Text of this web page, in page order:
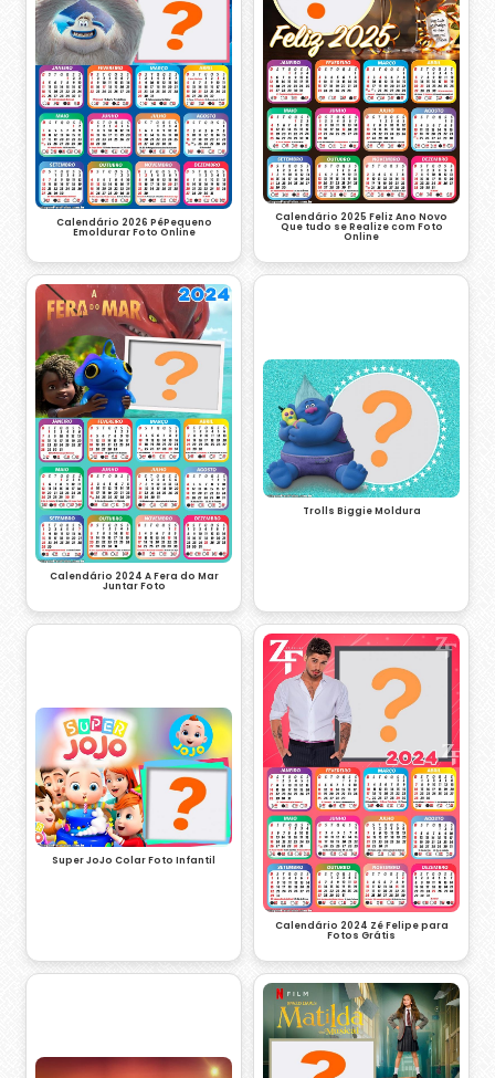
Calendário 2026 PéPequeno
Emoldurar Foto Online
Calendário 2025 Feliz Ano Novo
Que tudo se Realize com Foto
Online
Calendário 2024 A Fera do Mar
Juntar Foto
Trolls Biggie Moldura
Super JoJo Colar Foto Infantil
Calendário 2024 Zé Felipe para
Fotos Grátis